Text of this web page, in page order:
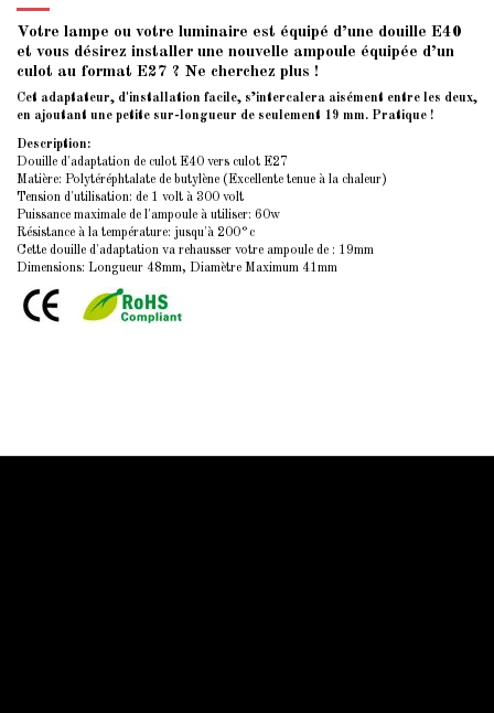
Votre lampe ou votre luminaire est équipé d’une douille E40
et vous désirez installer une nouvelle ampoule équipée d’un
culot au format E27 ? Ne cherchez plus !
Cet adaptateur, d'installation facile, s’intercalera aisément entre les deux,
en ajoutant une petite sur-longueur de seulement 19 mm. Pratique !
Description:
Douille d'adaptation de culot E40 vers culot E27
Matière: Polytéréphtalate de butylène (Excellente tenue à la chaleur)
Tension d'utilisation: de 1 volt à 300 volt
Puissance maximale de l'ampoule à utiliser: 60w
Résistance à la température: jusqu'à 200°c
Cette douille d'adaptation va rehausser votre ampoule de : 19mm
Dimensions: Longueur 48mm, Diamètre Maximum 41mm